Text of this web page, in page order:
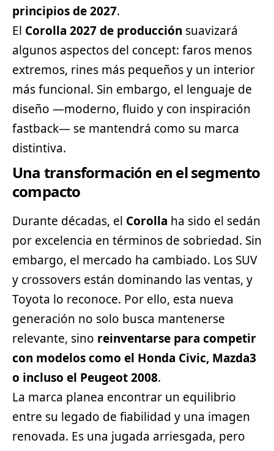
principios de 2027.
El Corolla 2027 de producción suavizará
algunos aspectos del concept: faros menos
extremos, rines más pequeños y un interior
más funcional. Sin embargo, el lenguaje de
diseño —moderno, fluido y con inspiración
fastback— se mantendrá como su marca
distintiva.
Una transformación en el segmento
compacto
Durante décadas, el Corolla ha sido el sedán
por excelencia en términos de sobriedad. Sin
embargo, el mercado ha cambiado. Los SUV
y crossovers están dominando las ventas, y
Toyota lo reconoce. Por ello, esta nueva
generación no solo busca mantenerse
relevante, sino reinventarse para competir
con modelos como el Honda Civic, Mazda3
o incluso el Peugeot 2008.
La marca planea encontrar un equilibrio
entre su legado de fiabilidad y una imagen
renovada. Es una jugada arriesgada, pero